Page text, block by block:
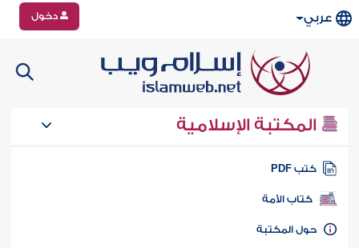
عربي دخول
المكتبة الإسلامية
كتب PDF
كتاب الأمة